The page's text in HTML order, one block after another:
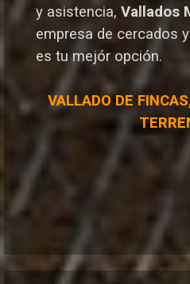
y asistencia, Vallados
empresa de cercados
es tu mejór opción.
VALLADO DE